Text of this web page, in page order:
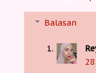
Balasan